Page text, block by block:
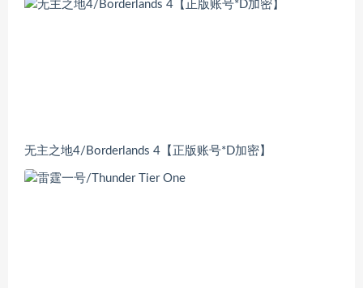
无主之地4/Borderlands 4【正版账号*D加密】